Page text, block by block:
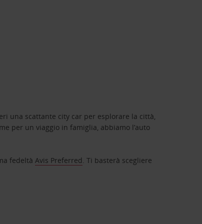
una scattante city car per esplorare la città,
per un viaggio in famiglia, abbiamo l’auto
fedeltàAvis Preferred. Ti basterà scegliere